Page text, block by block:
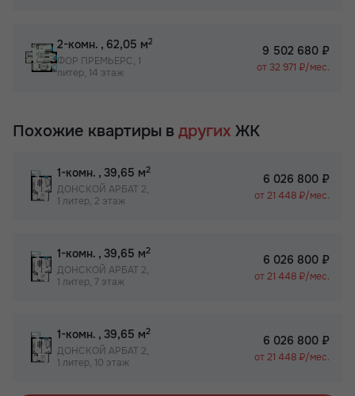
2-комн. , 62,05 м2
ФОР ПРЕМЬЕРС, 1
литер, 14 этаж
9 502 680 ₽
от 32 971 ₽/мес.
Похожие квартиры в других ЖК
1-комн. , 39,65 м2
ДОНСКОЙ АРБАТ 2,
1 литер, 2 этаж
6 026 800 ₽
от 21 448 ₽/мес.
1-комн. , 39,65 м2
ДОНСКОЙ АРБАТ 2,
1 литер, 7 этаж
6 026 800 ₽
от 21 448 ₽/мес.
1-комн. , 39,65 м2
ДОНСКОЙ АРБАТ 2,
1 литер, 10 этаж
6 026 800 ₽
от 21 448 ₽/мес.